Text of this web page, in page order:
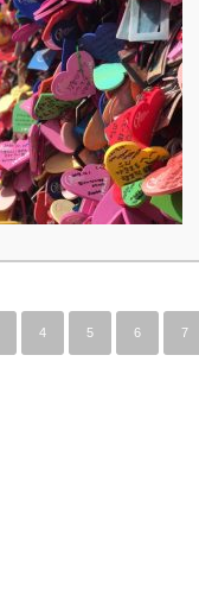
4 5 6 7